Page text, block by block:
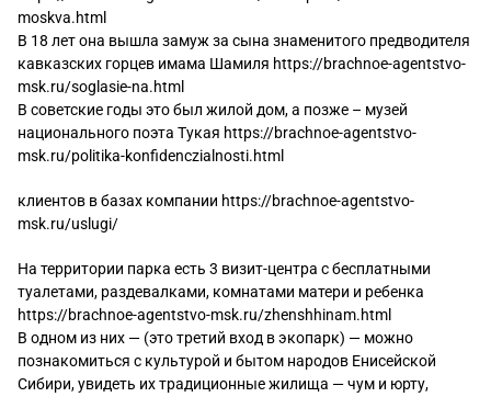
moskva.html
В 18 лет она вышла замуж за сына знаменитого предводителя
кавказских горцев имама Шамиля https://brachnoe-agentstvo-
msk.ru/soglasie-na.html
В советские годы это был жилой дом, а позже – музей
национального поэта Тукая https://brachnoe-agentstvo-
msk.ru/politika-konfidenczialnosti.html
клиентов в базах компании https://brachnoe-agentstvo-
msk.ru/uslugi/
На территории парка есть 3 визит-центра с бесплатными
туалетами, раздевалками, комнатами матери и ребенка
https://brachnoe-agentstvo-msk.ru/zhenshhinam.html
В одном из них — (это третий вход в экопарк) — можно
познакомиться с культурой и бытом народов Енисейской
Сибири, увидеть их традиционные жилища — чум и юрту,